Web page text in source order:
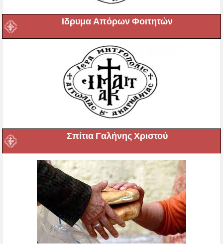
Ιδρυμα Απόρων Φοιτητών
Σπίτια Γαλήνης Χριστού